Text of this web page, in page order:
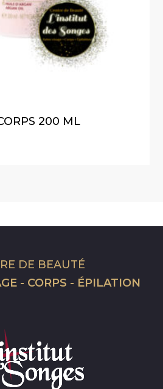
200 ML
DE BEAUTÉ
- CORPS - ÉPILATION